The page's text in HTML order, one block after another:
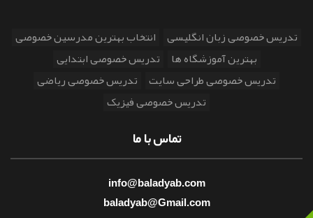
تدریس خصوصی زبان انگلیسی انتخاب بهترین مدرسین خصوصی
بهترین آموزشگاه ها تدریس خصوصی ابتدایی
تدریس خصوصی طراحی سایت تدریس خصوصی ریاضی
تدریس خصوصی فیزیک
تماس با ما
info@baladyab.com
baladyab@Gmail.com